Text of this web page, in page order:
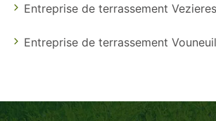
Entreprise de terrassement Vezieres
Entreprise de terrassement